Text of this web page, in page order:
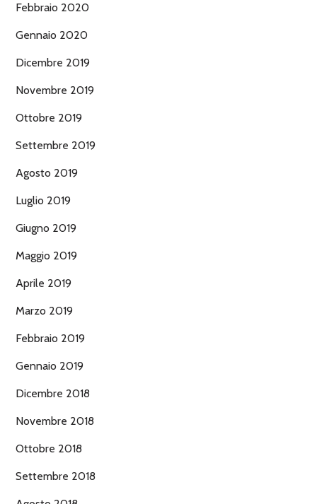
Febbraio 2020
Gennaio 2020
Dicembre 2019
Novembre 2019
Ottobre 2019
Settembre 2019
Agosto 2019
Luglio 2019
Giugno 2019
Maggio 2019
Aprile 2019
Marzo 2019
Febbraio 2019
Gennaio 2019
Dicembre 2018
Novembre 2018
Ottobre 2018
Settembre 2018